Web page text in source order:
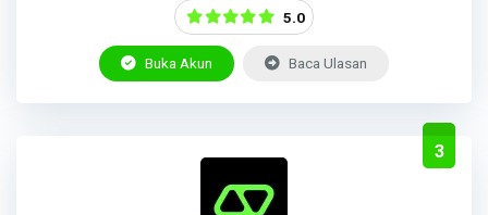
5.0
Buka Akun Baca Ulasan
3